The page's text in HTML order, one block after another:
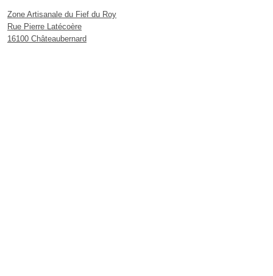
Zone Artisanale du Fief du Roy
Rue Pierre Latécoère
16100 Châteaubernard